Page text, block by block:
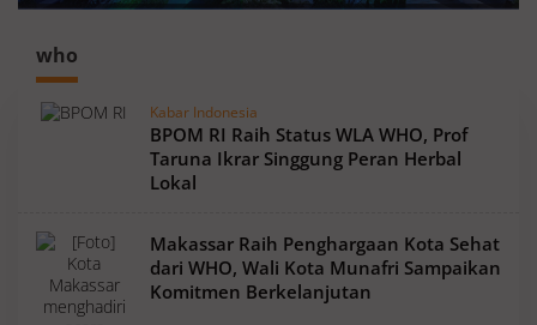
who
Kabar Indonesia
BPOM RI Raih Status WLA WHO, Prof
Taruna Ikrar Singgung Peran Herbal
Lokal
Makassar Raih Penghargaan Kota Sehat
dari WHO, Wali Kota Munafri Sampaikan
Komitmen Berkelanjutan